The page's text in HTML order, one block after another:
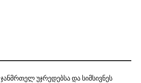
ჯანმრთელ უჯრედებსა და სიმსივნეს